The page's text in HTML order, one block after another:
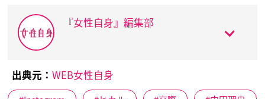
『女性自身』編集部
出典元： WEB女性自身